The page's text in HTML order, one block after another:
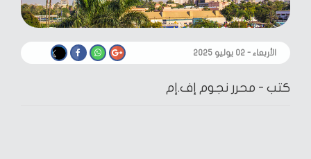
الأربعاء - ٠٢ يوليو ٢٠٢٥
كتب - محرر نجوم إف.إم